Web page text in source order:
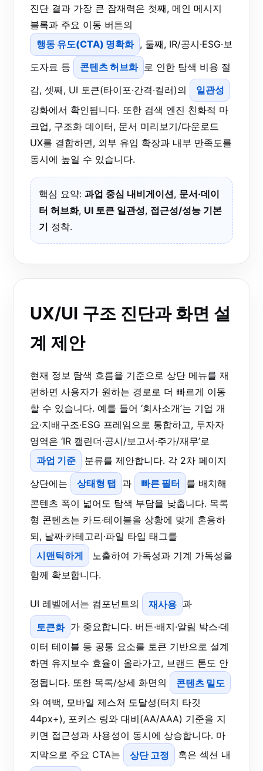
진단 결과 가장 큰 잠재력은 첫째, 메인 메시지
블록과 주요 이동 버튼의
행동 유도(CTA) 명확화 , 둘째, IR/공시·ESG·보
도자료 등
콘텐츠 허브화 로 인한 탐색 비용 절
감, 셋째, UI 토큰(타이포·간격·컬러)의
일관성
강화에서 확인됩니다. 또한 검색 엔진 친화적 마
크업, 구조화 데이터, 문서 미리보기/다운로드
UX를 결합하면, 외부 유입 확장과 내부 만족도를
동시에 높일 수 있습니다.
핵심 요약: 과업 중심 내비게이션, 문서·데이
터 허브화, UI 토큰 일관성, 접근성/성능 기본
기 정착.
UX/UI 구조 진단과 화면 설
계 제안
현재 정보 탐색 흐름을 기준으로 상단 메뉴를 재
편하면 사용자가 원하는 경로로 더 빠르게 이동
할 수 있습니다. 예를 들어 ‘회사소개’는 기업 개
요·지배구조·ESG 프레임으로 통합하고, 투자자
영역은 ‘IR 캘린더·공시/보고서·주가/재무’로
과업 기준
분류를 제안합니다. 각 2차 페이지
상단에는
상태형 탭 과 빠른 필터
를 배치해
콘텐츠 폭이 넓어도 탐색 부담을 낮춥니다. 목록
형 콘텐츠는 카드·테이블을 상황에 맞게 혼용하
되, 날짜·카테고리·파일 타입 태그를
시맨틱하게
노출하여 가독성과 기계 가독성을
함께 확보합니다.
UI 레벨에서는 컴포넌트의 재사용 과
토큰화 가 중요합니다. 버튼·배지·알림 박스·데
이터 테이블 등 공통 요소를 토큰 기반으로 설계
하면 유지보수 효율이 올라가고, 브랜드 톤도 안
정됩니다. 또한 목록/상세 화면의
콘텐츠 밀도
와 여백, 모바일 제스처 도달성(터치 타깃
44px+), 포커스 링와 대비(AA/AAA) 기준을 지
키면 접근성과 사용성이 동시에 상승합니다. 마
지막으로 주요 CTA는
상단 고정
혹은 섹션 내